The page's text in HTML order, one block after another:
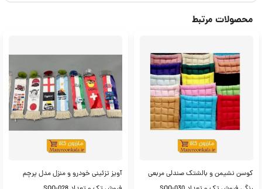
محصولات مرتبط
کوسن نشیمن و بالشتک صندلی مربعی
آویز تزئینی خودرو و منزل مدل پرچم